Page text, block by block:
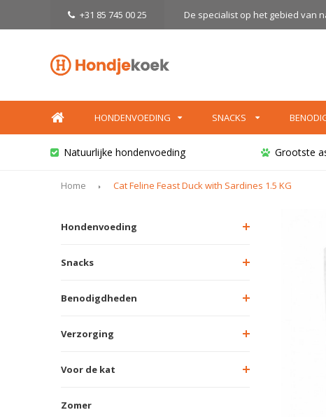
+31 85 745 00 25 De specialist op het gebied van
HONDENVOEDING SNACKS
Natuurlijke hondenvoeding Grootste
Home Cat Feline Feast Duck with Sardines 1.5 KG
Hondenvoeding
Snacks
Benodigdheden
Verzorging
Voor de kat
Zomer